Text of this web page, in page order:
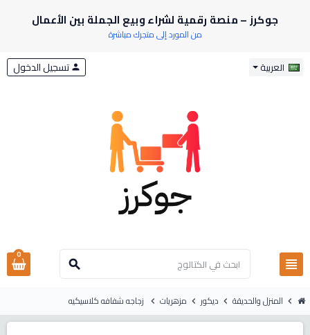
جوكرز – منصة رقمية لشراء وبيع الجملة بين الأعمال
من المورد إلى متجرك مباشرة
العربية
view_headline
search
person تسجيل الدخول
0
chevron_right المنزل والحديقة chevron_right ديكور chevron_right مزهريات chevron_right زجاجه شفافه كلاسيكيه